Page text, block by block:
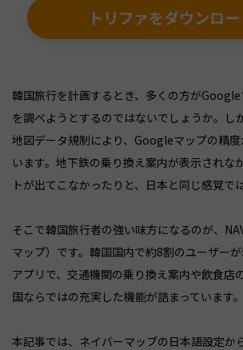
トリファをダウンロー
韓国旅行を計画するとき、多くの方が
を調べようとするのではないでしょうか。し
地図データ規制により、Googleマップの精
います。地下鉄の乗り換え案内が表示されな
トが出てこなかったりと、日本と同じ感覚で
そこで韓国旅行者の強い味方になるのが、
マップ）です。韓国国内で約8割のユーザー
アプリで、交通機関の乗り換え案内や飲食店
国ならではの充実した機能が詰まっています。
本記事では、ネイバーマップの日本語設定か